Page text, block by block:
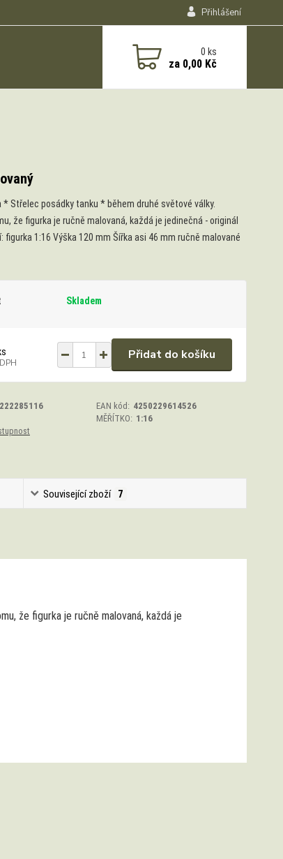
Přihlášení
0ks
za 0,00 Kč
* Střelec posádky tanku * během druhé světové války.
že figurka je ručně malovaná, každá je jedinečná - originál
figurka 1:16 Výška 120 mm Šířka asi 46 mm ručně malované
Skladem
Přidat do košíku
222285116 EAN kód: 4250229614526
MĚŘÍTKO: 1:16
Související zboží 7
že figurka je ručně malovaná, každá je